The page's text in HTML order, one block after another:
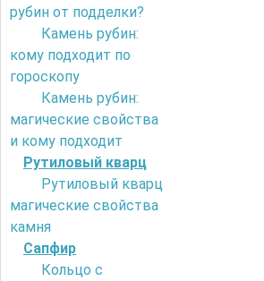
рубин от подделки?
Камень рубин:
кому подходит по
гороскопу
Камень рубин:
магические свойства
и кому подходит
Рутиловый кварц
Рутиловый кварц
магические свойства
камня
Сапфир
Кольцо с